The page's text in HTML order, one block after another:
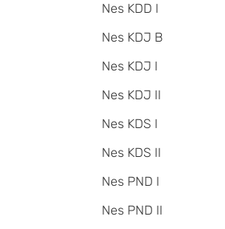
Nes KDD I
Nes KDJ B
Nes KDJ I
Nes KDJ II
Nes KDS I
Nes KDS II
Nes PND I
Nes PND II